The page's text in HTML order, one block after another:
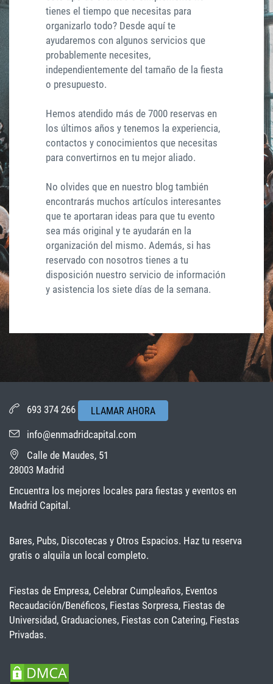
tienes el tiempo que necesitas para
organizarlo todo? Desde aquí te
ayudaremos con algunos servicios que
probablemente necesites,
independientemente del tamaño de la fiesta
o presupuesto.
Hemos atendido más de 7000 reservas en
los últimos años y tenemos la experiencia,
contactos y conocimientos que necesitas
para convertirnos en tu mejor aliado.
No olvides que en nuestro blog también
encontrarás muchos artículos interesantes
que te aportaran ideas para que tu evento
sea más original y te ayudarán en la
organización del mismo. Además, si has
reservado con nosotros tienes a tu
disposición nuestro servicio de información
y asistencia los siete días de la semana.
693 374 266 LLAMAR AHORA
info@enmadridcapital.com
Calle de Maudes, 51
28003 Madrid
Encuentra los mejores locales para fiestas y eventos en
Madrid Capital.
Bares, Pubs, Discotecas y Otros Espacios. Haz tu reserva
gratis o alquila un local completo.
Fiestas de Empresa, Celebrar Cumpleaños, Eventos
Recaudación/Benéficos, Fiestas Sorpresa, Fiestas de
Universidad, Graduaciones, Fiestas con Catering, Fiestas
Privadas.